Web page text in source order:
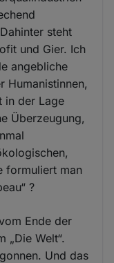
steht
und Gier. Ich
angebliche
Humanistinnen,
in der Lage
Überzeugung,
formuliert man
?
Ende der
„Die Welt“.
Und das